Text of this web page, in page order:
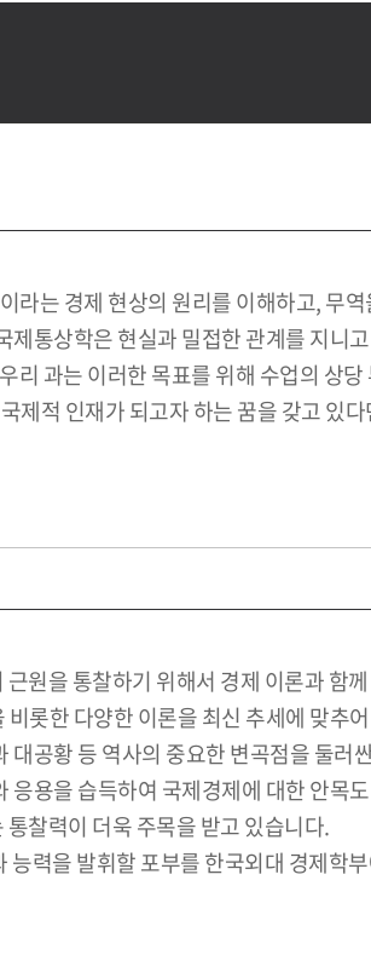
는 경제 현상의 원리를 이해하고, 무
통상학은 현실과 밀접한 관계를 지니
과는 이러한 목표를 위해 수업의 상
제적 인재가 되고자 하는 꿈을 갖고 있
원을 통찰하기 위해서 경제 이론과 함
롯한 다양한 이론을 최신 추세에 맞추
공황 등 역사의 중요한 변곡점을 둘
용을 습득하여 국제경제에 대한 안목
찰력이 더욱 주목을 받고 있습니다.
력을 발휘할 포부를 한국외대 경제학